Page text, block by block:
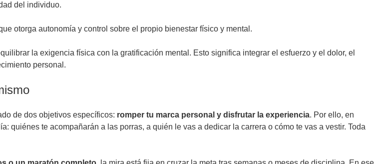
del individuo.
otorga autonomía y control sobre el propio bienestar físico y mental.
la exigencia física con la gratificación mental. Esto significa integrar el esfuerzo y el dolor, el
personal.
de dos objetivos específicos: romper tu marca personal y disfrutar la experiencia. Por ello, en
quiénes te acompañarán a las porras, a quién le vas a dedicar la carrera o cómo te vas a vestir. Toda